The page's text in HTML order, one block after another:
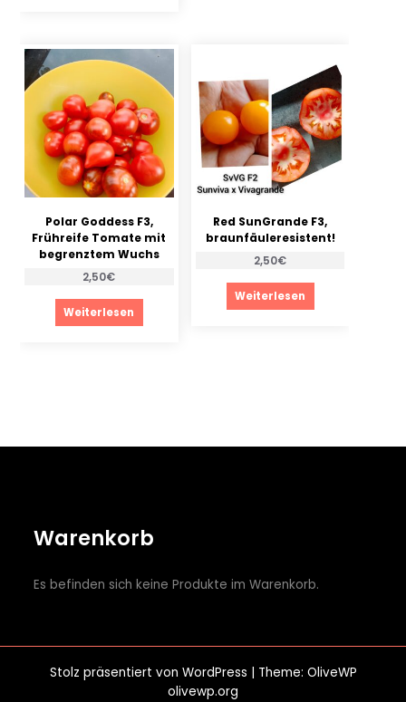
Polar Goddess F3,
Frühreife Tomate mit
begrenztem Wuchs
2,50€
Weiterlesen
Red SunGrande F3,
braunfäuleresistent!
2,50€
Weiterlesen
Warenkorb
Es befinden sich keine Produkte im Warenkorb.
Stolz präsentiert von WordPress | Theme: OliveWP
olivewp.org